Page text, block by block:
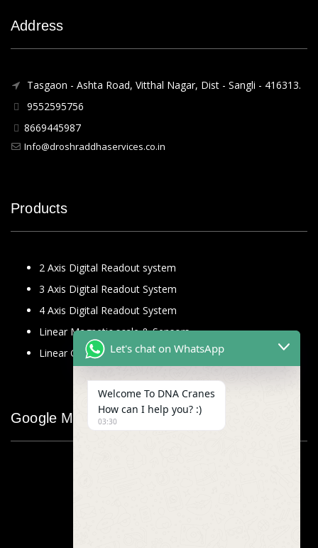
Address
Tasgaon - Ashta Road, Vitthal Nagar, Dist - Sangli - 416313.
9552595756
8669445987
Info@droshraddhaservices.co.in
Products
2 Axis Digital Readout system
3 Axis Digital Readout System
4 Axis Digital Readout System
Linear Magnetic scale & Sensors
Linear Glass Scale
Google Map
Let's chat on WhatsApp
Welcome To DNA Cranes
How can I help you? :)
03:30